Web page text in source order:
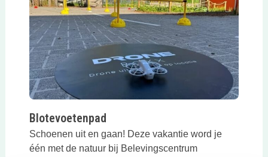
Blotevoetenpad
Schoenen uit en gaan! Deze vakantie word je
één met de natuur bij Belevingscentrum